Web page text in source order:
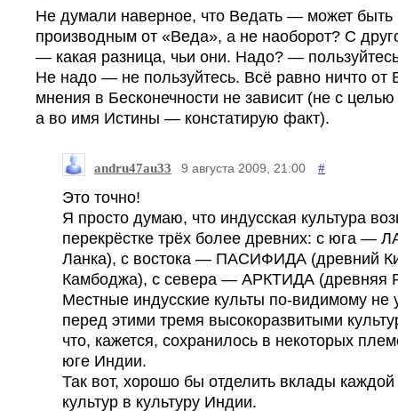
Не думали наверное, что Ведать — может быть
производным от «Веда», а не наоборот? С
— какая разница, чьи они. Надо? —
Не надо — не пользуйтесь. Всё равно ничто от
мнения в Бесконечности не зависит (не с целью
а во имя Истины — констатирую факт).
andru47au33 9 августа 2009, 21:00 #
Это точно!
Я просто думаю, что индусская культура
перекрёстке трёх более древних: с юга —
Ланка), с востока — ПАСИФИДА (древний
Камбоджа), с севера — АРКТИДА (древняя
Местные индусские культы по-видимому не
перед этими тремя высокоразвитыми
что, кажется, сохранилось в некоторых
юге Индии.
Так вот, хорошо бы отделить вклады каждой
культур в культуру Индии.